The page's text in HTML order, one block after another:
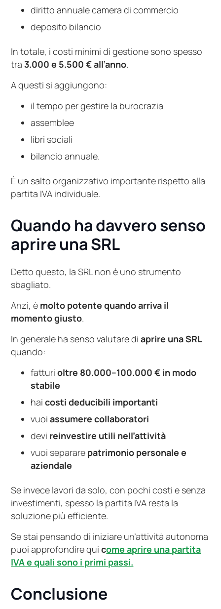
diritto annuale camera di commercio
deposito bilancio
In totale, i costi minimi di gestione sono spesso
tra 3.000 e 5.500 € all’anno.
A questi si aggiungono:
il tempo per gestire la burocrazia
assemblee
libri sociali
bilancio annuale.
È un salto organizzativo importante rispetto alla
partita IVA individuale.
Quando ha davvero senso
aprire una SRL
Detto questo, la SRL non è uno strumento
sbagliato.
Anzi, è molto potente quando arriva il
momento giusto.
In generale ha senso valutare diaprire una SRL
quando:
fatturioltre 80.000–100.000 € in modo
stabile
haicosti deducibili importanti
vuoiassumere collaboratori
devi reinvestire utili nell’attività
vuoi separare patrimonio personale e
aziendale
Se invece lavori da solo, con pochi costi e senza
investimenti, spesso la partita IVA resta la
soluzione più efficiente.
Se stai pensando di iniziare un’attività autonoma
puoi approfondire quicome aprire una partita
IVA e quali sono i primi passi.
Conclusione